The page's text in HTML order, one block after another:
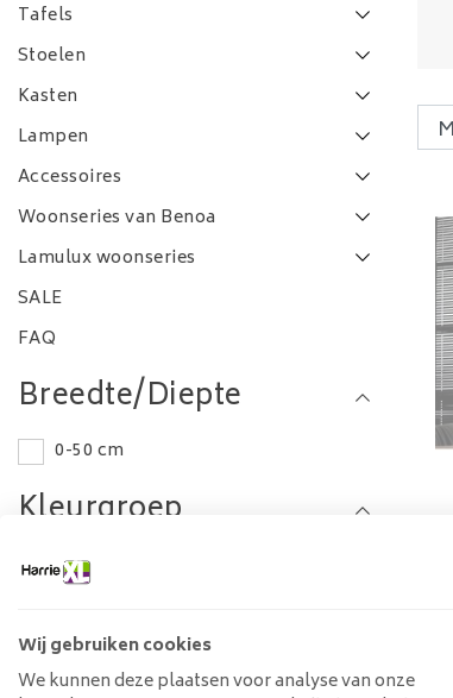
Tafels
Stoelen
Kasten
Lampen
Accessoires
Woonseries van Benoa
Lamulux woonseries
SALE
FAQ
Breedte/Diepte
0-50 cm
Kleurgroep
Grijs
Lengte
100-120 cm
Wij gebruiken cookies
We kunnen deze plaatsen voor analyse van onze